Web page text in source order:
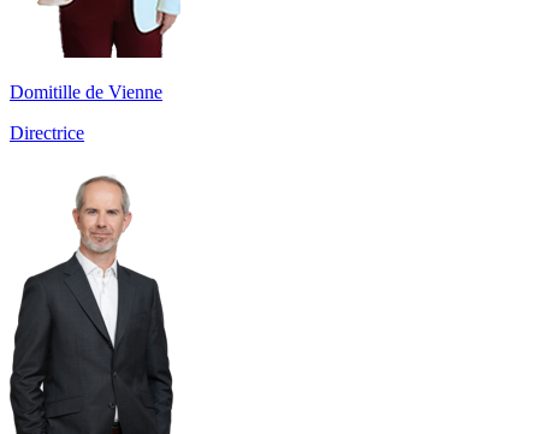
Domitille de Vienne
Directrice